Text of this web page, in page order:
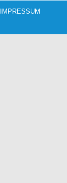
IMPRESSUM